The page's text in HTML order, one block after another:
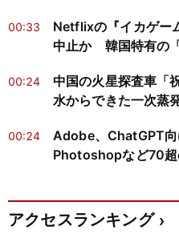
00:33
Netflixの『イカゲー
中止か 韓国特有の
00:24
中国の火星探査車「
水からできた一次蒸
00:24
Adobe、ChatGPT
Photoshopなど70超
アクセスランキング